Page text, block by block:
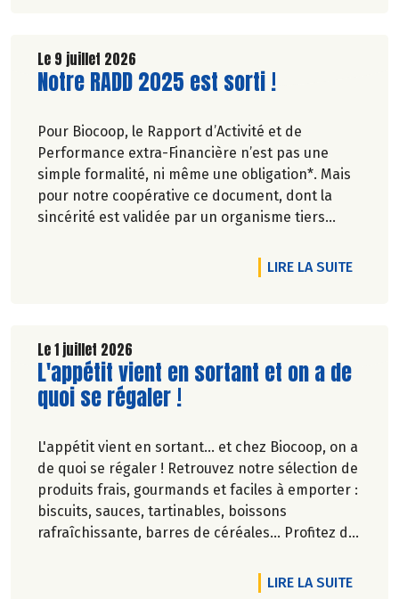
Découvrez celui d'Août 2026 !
Le 9 juillet 2026
Lire la suite de l'article
Notre RADD 2025 est sorti !
Pour Biocoop, le Rapport d’Activité et de
Performance extra-Financière n’est pas une
simple formalité, ni même une obligation*. Mais
pour notre coopérative ce document, dont la
sincérité est validée par un organisme tiers
vis de l'ensemble de nos parties prenantes
(Paysan.ne.s Associé.e.s, magasins...) et de nos
accessible et désirable une bio exigeante.
LIRE LA SUITEDE
Le 1 juillet 2026
Lire la suite de l'article
L'appétit vient en sortant et on a de
quoi se régaler !
L'appétit vient en sortant... et chez Biocoop, on a
de quoi se régaler ! Retrouvez notre sélection de
produits frais, gourmands et faciles à emporter :
biscuits, sauces, tartinables, boissons
rafraîchissante, barres de céréales... Profitez de
LIRE LA SUITEDE